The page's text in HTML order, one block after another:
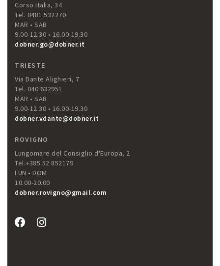
Corso Italia, 34
Tel. 0481 532270
MAR • SAB
9.00-12.30 • 16.00-19.30
dobner.go@dobner.it
TRIESTE
Via Dante Alighieri, 7
Tel. 040 632951
MAR • SAB
9.00-12.30 • 16.00-19.30
dobner.vdante@dobner.it
ROVIGNO
Lungomare del Consiglio d'Europa, 2
Tel.+385 52 852179
LUN • DOM
10.00-20.00
dobner.rovigno@gmail.com